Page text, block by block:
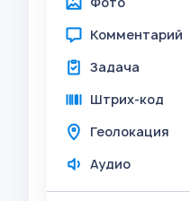
Комментарий
Задача
Штрих-код
Геолокация
Аудио